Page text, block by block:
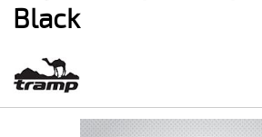
Black